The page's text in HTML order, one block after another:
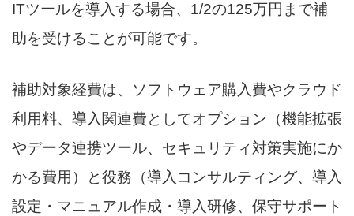
ITツールを導入する場合、1/2の125万円まで補
助を受けることが可能です。
補助対象経費は、ソフトウェア購入費やクラウド
利用料、導入関連費としてオプション（機能拡張
やデータ連携ツール、セキュリティ対策実施にか
かる費用）と役務（導入コンサルティング、導入
設定・マニュアル作成・導入研修、保守サポート